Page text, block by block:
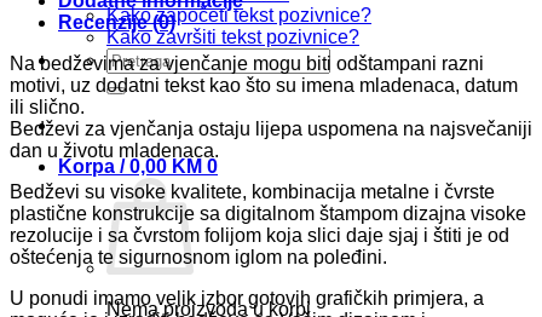
Kako započeti tekst pozivnice?
Kako završiti tekst pozivnice?
Pretraži:
Korpa /0,00 KM 0
Nema proizvoda u korpi
Recenzije (0)
Na bedževima za vjenčanje mogu biti odštampani razni
motivi, uz dodatni tekst kao što su imena mladenaca, datum
ili slično.
Bedževi za vjenčanja ostaju lijepa uspomena na najsvečaniji
dan u životu mladenaca.
Bedževi su visoke kvalitete, kombinacija metalne i čvrste
plastične konstrukcije sa digitalnom štampom dizajna visoke
rezolucije i sa čvrstom folijom koja slici daje sjaj i štiti je od
oštećenja te sigurnosnom iglom na poleđini.
U ponudi imamo velik izbor gotovih grafičkih primjera, a